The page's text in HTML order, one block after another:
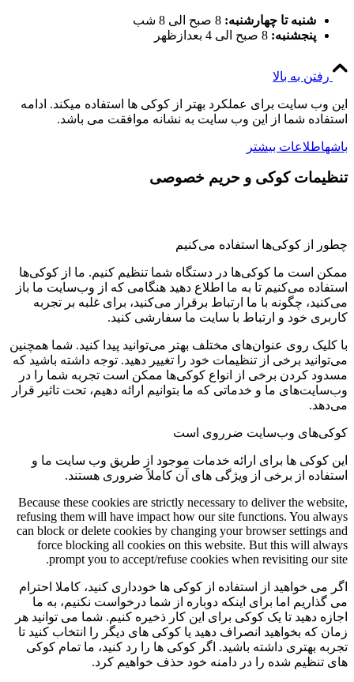
شنبه تا چهارشنبه: 8 صبح الی 8 شب
پنجشنبه: 8 صبح الی 4 بعدازظهر
رفتن به بالا
این وب سایت برای عملکرد بهتر از کوکی ها استفاده میکند. ادامه
استفاده شما از این وب سایت به نشانه موافقت می باشد.
باشهاطلاعات بیشتر
تنظیمات کوکی و حریم خصوصی
چطور از کوکی‌ها استفاده می‌کنیم
ممکن است ما کوکی‌ها در دستگاه شما تنظیم کنیم. ما از کوکی‌ها
استفاده می‌کنیم تا به ما اطلاع دهید هنگامی که از وب‌سایت ما باز
می‌کنید، چگونه با ما ارتباط برقرار می‌کنید، برای غلبه بر تجربه
کاربری خود و ارتباط با سایت ما سفارشی کنید.
با کلیک روی عنوان‌های مختلف بهتر می‌توانید پیدا کنید. شما همچنین
می‌توانید برخی از تنظیمات خود را تغییر دهید. توجه داشته باشید که
مسدود کردن برخی از انواع کوکی‌ها ممکن است تجربه شما را در
وب‌سایت‌های ما و خدماتی که ما بتوانیم ارائه دهیم، تحت تاثیر قرار
می‌دهد.
کوکی‌های وب‌سایت ضرروی است
این کوکی ها برای ارائه خدمات موجود از طریق وب سایت ما و
استفاده از برخی از ویژگی های آن کاملاً ضروری هستند.
Because these cookies are strictly necessary to deliver the website,
refusing them will have impact how our site functions. You always
can block or delete cookies by changing your browser settings and
force blocking all cookies on this website. But this will always
prompt you to accept/refuse cookies when revisiting our site.
اگر می خواهید از استفاده از کوکی ها خودداری کنید، کاملا احترام
می گذاریم اما برای اینکه دوباره از شما درخواست نکنیم، به ما
اجازه دهید تا یک کوکی برای این کار ذخیره کنیم. شما می توانید هر
زمان که بخواهید انصراف دهید یا کوکی های دیگر را انتخاب کنید تا
تجربه بهتری داشته باشید. اگر کوکی ها را رد کنید، ما تمام کوکی
های تنظیم شده را در دامنه خود حذف خواهیم کرد.